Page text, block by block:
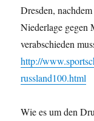
Dresden,
Niederlage gegen
verabschieden
http://
russland100.html
Wie es um den